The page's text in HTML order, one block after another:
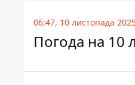
06:47, 10 листопада
Погода на 10